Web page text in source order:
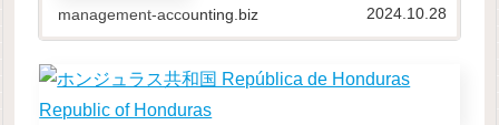
management-accounting.biz 2024.10.28